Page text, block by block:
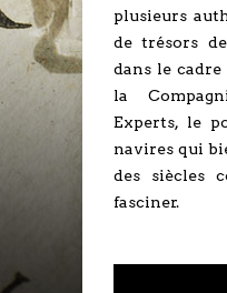
plusieurs
de trésors
dans le cadre
la
Experts, le
navires qui
des siècles
fasciner.